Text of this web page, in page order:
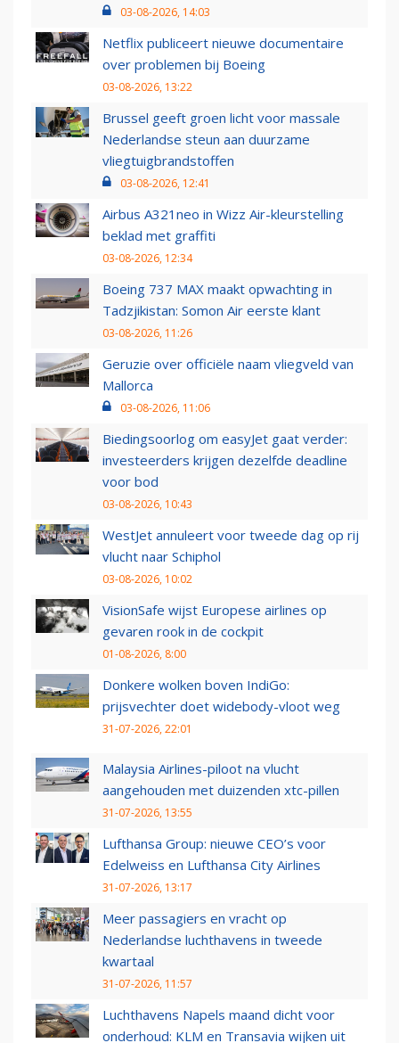
03-08-2026, 14:03
Netflix publiceert nieuwe documentaire
over problemen bij Boeing
03-08-2026, 13:22
Brussel geeft groen licht voor massale
Nederlandse steun aan duurzame
vliegtuigbrandstoffen
03-08-2026, 12:41
Airbus A321neo in Wizz Air-kleurstelling
beklad met graffiti
03-08-2026, 12:34
Boeing 737 MAX maakt opwachting in
Tadzjikistan: Somon Air eerste klant
03-08-2026, 11:26
Geruzie over officiële naam vliegveld van
Mallorca
03-08-2026, 11:06
Biedingsoorlog om easyJet gaat verder:
investeerders krijgen dezelfde deadline
voor bod
03-08-2026, 10:43
WestJet annuleert voor tweede dag op rij
vlucht naar Schiphol
03-08-2026, 10:02
VisionSafe wijst Europese airlines op
gevaren rook in de cockpit
01-08-2026, 8:00
Donkere wolken boven IndiGo:
prijsvechter doet widebody-vloot weg
31-07-2026, 22:01
Malaysia Airlines-piloot na vlucht
aangehouden met duizenden xtc-pillen
31-07-2026, 13:55
Lufthansa Group: nieuwe CEO’s voor
Edelweiss en Lufthansa City Airlines
31-07-2026, 13:17
Meer passagiers en vracht op
Nederlandse luchthavens in tweede
kwartaal
31-07-2026, 11:57
Luchthavens Napels maand dicht voor
onderhoud: KLM en Transavia wijken uit